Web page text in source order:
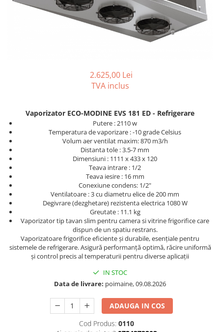
REZISTENTE DIGIVRARE
REZISTENTE SILICONICE
Compresoare Cubigel R134a
Compresoare Cubigel R404a
VAPORIZATOARE LU-VE
2.625,00 Lei
TVA inclus
Vaporizator ECO-MODINE EVS 181 ED - Refrigerare
Putere : 2110 w
Temperatura de vaporizare : -10 grade Celsius
Volum aer ventilat maxim: 870 m3/h
Distanta tole : 3.5-7 mm
Dimensiuni : 1111 x 433 x 120
Teava intrare : 1/2
Teava iesire : 16 mm
Conexiune condens: 1/2"
Ventilatoare : 3 cu diametru elice de 200 mm
Degivrare (dezghetare) rezistenta electrica 1080 W
Greutate : 11.1 kg
Vaporizator tip tavan slim pentru camera si vitrine frigorifice care
dispun de un spatiu restrans.
Vaporizatoare frigorifice eficiente și durabile, esențiale pentru
sistemele de refrigerare. Asigură performanță optimă, răcire uniformă
și control precis al temperaturii pentru diverse aplicații
IN STOC
Data de livrare: poimaine, 09.08.2026
ADAUGA IN COS
Cod Produs: 0110